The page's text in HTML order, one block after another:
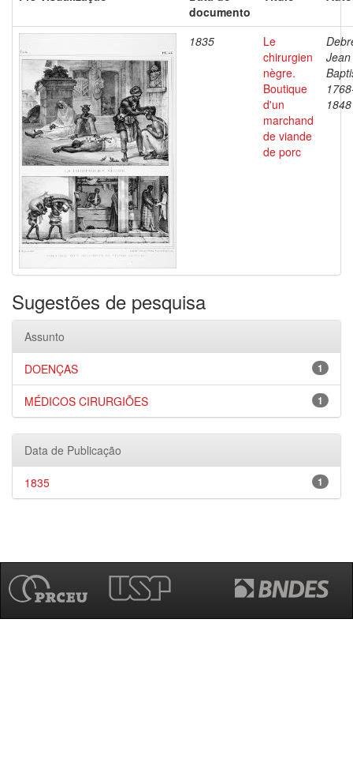
documento
1835
Le
chirurgien
nègre.
Boutique
d'un
marchand
de viande
de porc
Jean
1848
Sugestões de pesquisa
Assunto
1
DOENÇAS
1
MÉDICOS CIRURGIÕES
Data de Publicação
1
1835